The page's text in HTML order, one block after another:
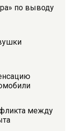
по выводу
между